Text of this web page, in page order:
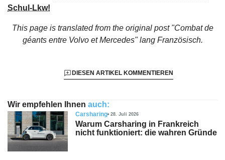
Schul-Lkw!
This page is translated from the original post "Combat de
géants entre Volvo et Mercedes"lang Französisch.
DIESEN ARTIKEL KOMMENTIEREN
Wir empfehlen Ihnen auch:
Carsharing 28. Juli 2026
Warum Carsharing in Frankreich
nicht funktioniert: die wahren Gründe